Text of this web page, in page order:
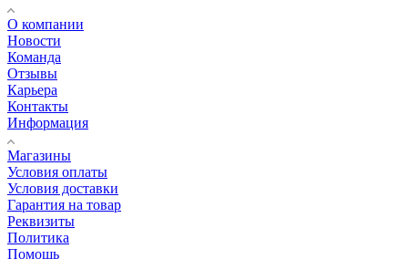
О компании
Новости
Команда
Отзывы
Карьера
Контакты
Информация
Магазины
Условия оплаты
Условия доставки
Гарантия на товар
Реквизиты
Политика
Помощь